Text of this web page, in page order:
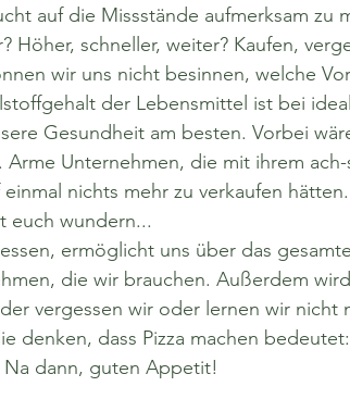
auf die Missstände aufmerksam zu
Höher, schneller, weiter? Kaufen,
wir uns nicht besinnen, welche
der Lebensmittel ist bei
Gesundheit am besten. Vorbei
Arme Unternehmen, die mit ihrem
nichts mehr zu verkaufen
euch wundern...
ermöglicht uns über das
die wir brauchen. Außerdem
vergessen wir oder lernen wir nicht
denken, dass Pizza machen
dann, guten Appetit!